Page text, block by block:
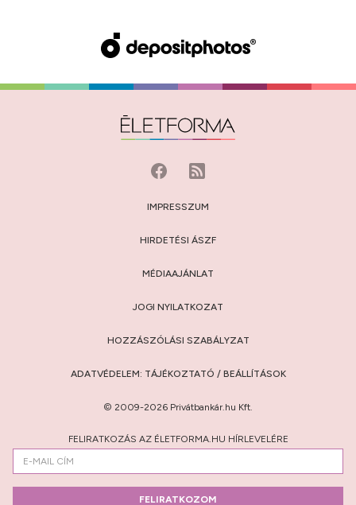
IMPRESSZUM
HIRDETÉSI ÁSZF
MÉDIAAJÁNLAT
JOGI NYILATKOZAT
HOZZÁSZÓLÁSI SZABÁLYZAT
ADATVÉDELEM: TÁJÉKOZTATÓ / BEÁLLÍTÁSOK
© 2009-2026 Privátbankár.hu Kft.
FELIRATKOZÁS AZ ÉLETFORMA.HU HÍRLEVELÉRE
FELIRATKOZOM